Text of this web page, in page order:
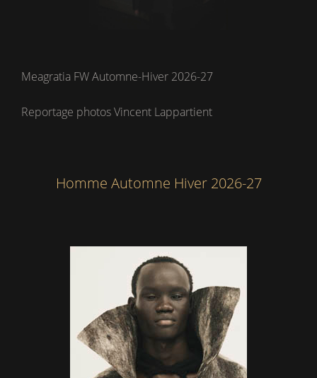
Meagratia FW Automne-Hiver 2026-27
Reportage photos Vincent Lappartient
Homme Automne Hiver 2026-27